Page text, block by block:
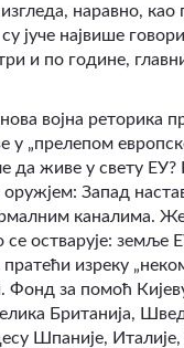
наравно, као
јуче највише
и по године,
војна реторика
у „прелепом
живе у свету ЕУ?
Запад
каналима.
се остварује: земље
изреку
за помоћ
Британија,
Шпаније, Италије,